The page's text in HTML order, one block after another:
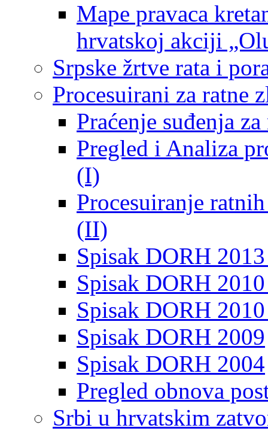
Mape pravaca
hrvatskoj akciji
Srpske žrtve rata i
Procesuirani za ratne
Praćenje suđenja
Pregled i Analiza
(I)
Procesuiranje
(II)
Spisak DORH
Spisak DORH
Spisak DORH
Spisak DORH 2009
Spisak DORH 2004
Pregled obnova
Srbi u hrvatskim